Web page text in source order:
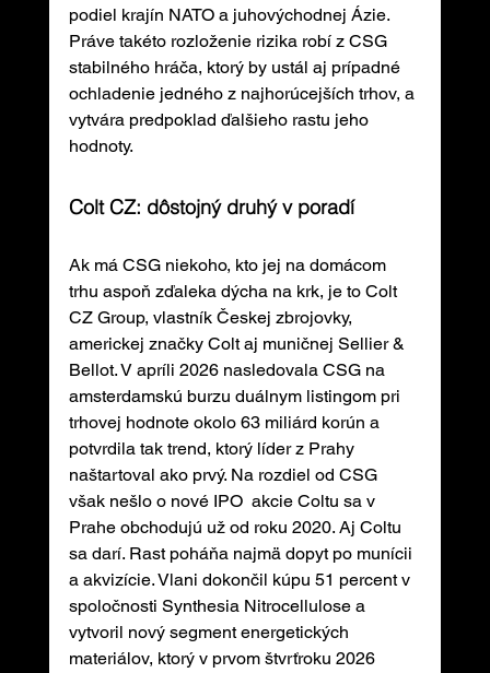
podiel krajín NATO a juhovýchodnej Ázie.
Práve takéto rozloženie rizika robí z CSG
stabilného hráča, ktorý by ustál aj prípadné
ochladenie jedného z najhorúcejších trhov, a
vytvára predpoklad ďalšieho rastu jeho
hodnoty.
Colt CZ: dôstojný druhý v poradí
Ak má CSG niekoho, kto jej na domácom
trhu aspoň zďaleka dýcha na krk, je to Colt
CZ Group, vlastník Českej zbrojovky,
americkej značky Colt aj muničnej Sellier &
Bellot. V apríli 2026 nasledovala CSG na
amsterdamskú burzu duálnym listingom pri
trhovej hodnote okolo 63 miliárd korún a
potvrdila tak trend, ktorý líder z Prahy
naštartoval ako prvý. Na rozdiel od CSG
však nešlo o nové IPO  akcie Coltu sa v
Prahe obchodujú už od roku 2020. Aj Coltu
sa darí. Rast poháňa najmä dopyt po munícii
a akvizície. Vlani dokončil kúpu 51 percent v
spoločnosti Synthesia Nitrocellulose a
vytvoril nový segment energetických
materiálov, ktorý v prvom štvrťroku 2026